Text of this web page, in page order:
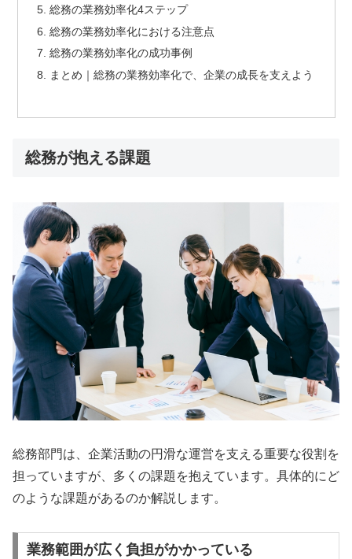
総務の業務効率化4ステップ
総務の業務効率化における注意点
総務の業務効率化の成功事例
まとめ｜総務の業務効率化で、企業の成長を支えよう
総務が抱える課題
総務部門は、企業活動の円滑な運営を支える重要な役割を
担っていますが、多くの課題を抱えています。具体的にど
のような課題があるのか解説します。
業務範囲が広く負担がかかっている